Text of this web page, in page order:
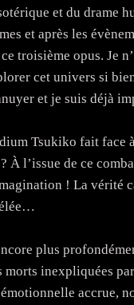
et du drame
et après les
troisième opus. Je
cet univers si
et je suis déjà
Tsukiko fait
À l’issue de ce
! La vérité
plus
morts inexpliquées
accrue,